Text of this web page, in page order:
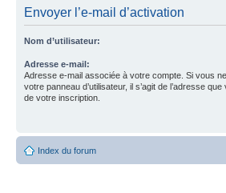
Envoyer l’e-mail d’activation
Nom d’utilisateur:
Adresse e-mail:
Adresse e-mail associée à votre compte. Si vous
votre panneau d’utilisateur, il s’agit de l’adresse
de votre inscription.
Index du forum